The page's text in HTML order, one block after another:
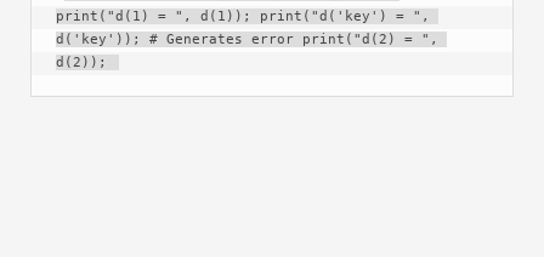
print("d(1) = ", d(1)); print("d('key') = ",
d('key')); # Generates error print("d(2) = ",
d(2));